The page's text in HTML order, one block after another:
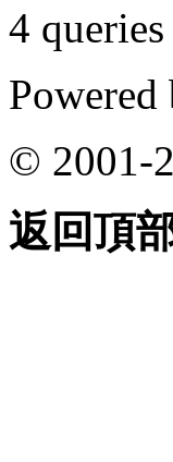
4
Powered
© 2001-
返回頂